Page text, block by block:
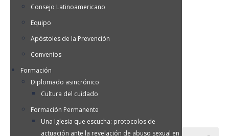
Consejo Latinoamericano
Equipo
Apóstoles de la Prevención
Convenios
Formación
Diplomado asincrónico
Cultura del cuidado
Formación Permanente
Una Iglesia que escucha: protocolos de
actuación ante la revelación de abuso sexual en